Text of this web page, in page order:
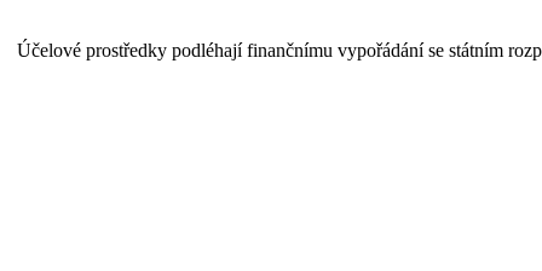
Účelové prostředky podléhají finančnímu vypořádání se státním